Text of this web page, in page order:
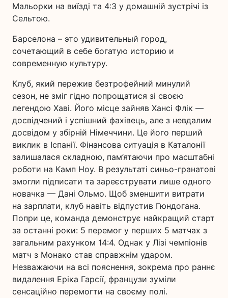
Мальорки на виїзді та 4:3 у домашній зустрічі із
Сельтою.
Барселона – это удивительный город,
сочетающий в себе богатую историю и
современную культуру.
Клуб, який пережив безтрофейний минулий
сезон, не зміг гідно попрощатися зі своєю
легендою Хаві. Його місце зайняв Хансі Флік —
досвідчений і успішний фахівець, але з невдалим
досвідом у збірній Німеччини. Це його перший
виклик в Іспанії. Фінансова ситуація в Каталонії
залишалася складною, пам’ятаючи про масштабні
роботи на Камп Ноу. В результаті синьо-гранатові
змогли підписати та зареєструвати лише одного
новачка — Дані Ольмо. Щоб зменшити витрати
на зарплати, клуб навіть відпустив Гюндогана.
Попри це, команда демонструє найкращий старт
за останні роки: 5 перемог у перших 5 матчах з
загальним рахунком 14:4. Однак у Лізі чемпіонів
матч з Монако став справжнім ударом.
Незважаючи на всі пояснення, зокрема про раннє
видалення Еріка Гарсії, французи зуміли
сенсаційно перемогти на своєму полі.